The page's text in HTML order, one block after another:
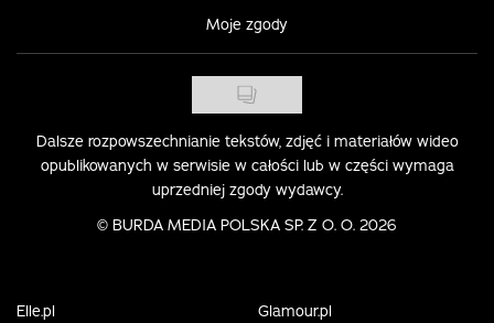
Moje zgody
Dalsze rozpowszechnianie tekstów, zdjęć i materiałów wideo
opublikowanych w serwisie w całości lub w części wymaga
uprzedniej zgody wydawcy.
© BURDA MEDIA POLSKA SP. Z O. O. 2026
Elle.pl
Glamour.pl